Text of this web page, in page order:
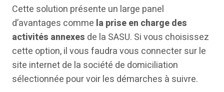
Cette solution présente un large panel
d’avantages comme la prise en charge des
activités annexes de la SASU. Si vous choisissez
cette option, il vous faudra vous connecter sur le
site internet de la société de domiciliation
sélectionnée pour voir les démarches à suivre.